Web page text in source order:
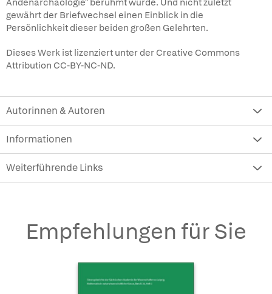
Andenarchäologie" berühmt wurde. Und nicht zuletzt
gewährt der Briefwechsel einen Einblick in die
Persönlichkeit dieser beiden großen Gelehrten.
Dieses Werk ist lizenziert unter der Creative Commons
Attribution CC-BY-NC-ND.
Autorinnen & Autoren
Informationen
Weiterführende Links
Empfehlungen für Sie